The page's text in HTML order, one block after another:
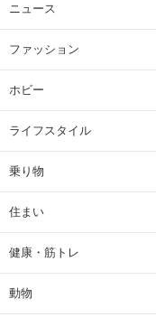
ニュース
ファッション
ホビー
ライフスタイル
乗り物
住まい
健康・筋トレ
動物